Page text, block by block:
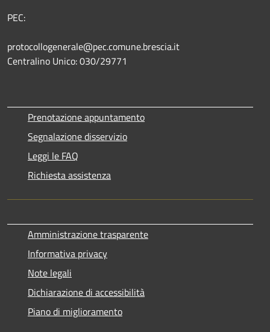
PEC:
protocollogenerale@pec.comune.brescia.it
Centralino Unico: 030/29771
Prenotazione appuntamento
Segnalazione disservizio
Leggi le FAQ
Richiesta assistenza
Amministrazione trasparente
Informativa privacy
Note legali
Dichiarazione di accessibilità
Piano di miglioramento